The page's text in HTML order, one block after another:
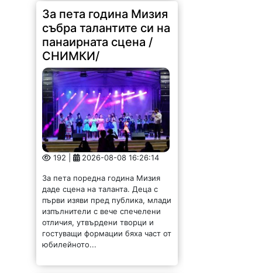
За пета година Мизия
събра талантите си на
панаирната сцена /
СНИМКИ/
192 | 2026-08-08 16:26:14
даде сцена на таланта. Деца с
първи изяви пред публика, млади
изпълнители с вече спечелени
отличия, утвърдени творци и
гостуващи формации бяха част от
юбилейното...